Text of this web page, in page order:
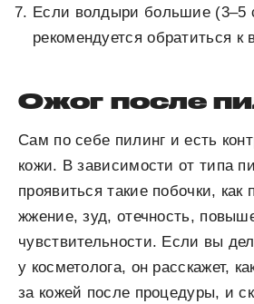
Если волдыри большие (3–5
рекомендуется обратиться к
Ожог после
Сам по себе пилинг и есть
кожи. В зависимости от типа
проявиться такие побочки, как
жжение, зуд, отечность,
чувствительности. Если вы
у косметолога, он расскажет,
за кожей после процедуры, и